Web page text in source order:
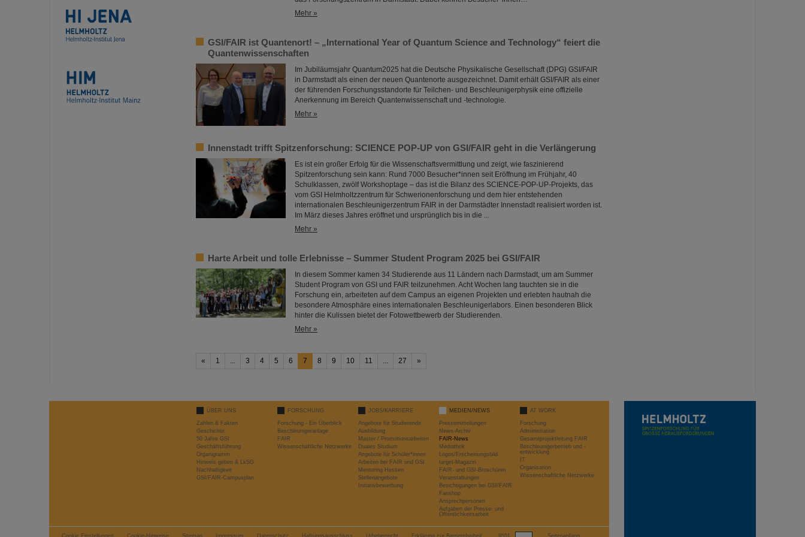
Mehr »
GSI/FAIR ist Quantenort! – „International Year of Quantum Science and Technology“ feiert die
Quantenwissenschaften
Im Jubiläumsjahr Quantum2025 hat die Deutsche Physikalische Gesellschaft (DPG) GSI/FAIR
in Darmstadt als einen der neuen Quantenorte ausgezeichnet. Damit erhält GSI/FAIR als einer
der führenden Forschungsstandorte für Teilchen- und Beschleunigerphysik eine offizielle
Anerkennung im Bereich Quantenwissenschaft und -technologie.
Mehr »
Innenstadt trifft Spitzenforschung: SCIENCE POP-UP von GSI/FAIR geht in die Verlängerung
Es ist ein großer Erfolg für die Wissenschaftsvermittlung und zeigt, wie faszinierend
Spitzenforschung sein kann: Rund 7000 Besucher*innen seit Eröffnung im Frühjahr, 40
Schulklassen, zwölf Workshoptage – das ist die Bilanz des SCIENCE-POP-UP-Projekts, das
vom GSI Helmholtzzentrum für Schwerionenforschung und dem hier entstehenden
internationalen Beschleunigerzentrum FAIR in der Darmstädter Innenstadt realisiert worden ist.
Im März dieses Jahres eröffnet und ursprünglich bis in die ...
Mehr »
Harte Arbeit und tolle Erlebnisse – Summer Student Program 2025 bei GSI/FAIR
In diesem Sommer kamen 34 Studierende aus 11 Ländern nach Darmstadt, um am Summer
Student Program von GSI und FAIR teilzunehmen. Acht Wochen lang tauchten sie in die
Forschung ein, arbeiteten auf dem Campus an eigenen Projekten und erlebten hautnah die
besondere Atmosphäre eines internationalen Beschleunigerlabors. Einen besonderen Blick
hinter die Kulissen bietet der Fotowettbewerb der Studierenden.
Mehr »
« 1 ... 3 4 5 6 7 8 9 10 11 ... 27 »
ÜBER UNS
Zahlen & Fakten
Geschichte
50 Jahre GSI
Geschäftsführung
Organigramm
Hinweis geben & LkSG
Nachhaltigkeit
GSI/FAIR-Campusplan
FORSCHUNG
Forschung - Ein Überblick
Beschleunigeranlage
FAIR
Wissenschaftliche Netzwerke
JOBS/KARRIERE
Angebote für Studierende
Ausbildung
Master / Promotionsarbeiten
Duales Studium
Angebote für Schüler*innen
Arbeiten bei FAIR und GSI
Mentoring Hessen
Stellenangebote
Initiativbewerbung
MEDIEN/NEWS
Pressemitteilungen
News-Archiv
FAIR-News
Mediathek
Logos/Erscheinungsbild
target-Magazin
FAIR- und GSI-Broschüren
Veranstaltungen
Besichtigungen bei GSI/FAIR
Fanshop
Ansprechpersonen
Aufgaben der Presse- und
Öffentlichkeitsarbeit
AT WORK
Forschung
Administration
Gesamtprojektleitung FAIR
Beschleunigerbetrieb und -
entwicklung
IT
Organisation
Wissenschaftliche Netzwerke